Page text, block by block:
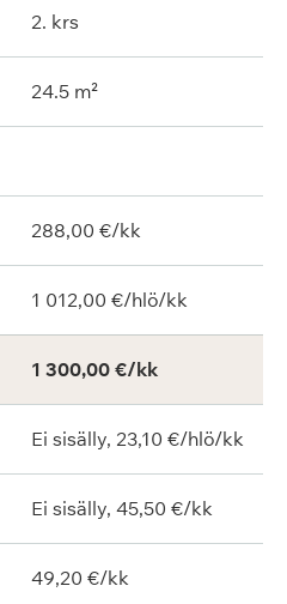
2. krs
24.5 m²
288,00 €/kk
1 012,00 €/hlö/kk
1 300,00 €/kk
Ei sisälly, 23,10 €/hlö/kk
Ei sisälly, 45,50 €/kk
49,20 €/kk